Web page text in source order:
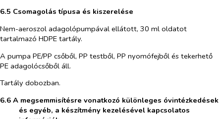
6.5 Csomagolás típusa és kiszerelése
Nem-aeroszol adagolópumpával ellátott, 30 ml oldatot
tartalmazó HDPE tartály.
A pumpa PE/PP csőből, PP testből, PP nyomófejből és tekerhető
PE adagolócsőből áll.
Tartály dobozban.
6.6 A megsemmisítésre vonatkozó különleges óvintézkedések
és egyéb, a készítmény kezelésével kapcsolatos